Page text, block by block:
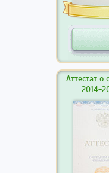
Аттестат о
2014-